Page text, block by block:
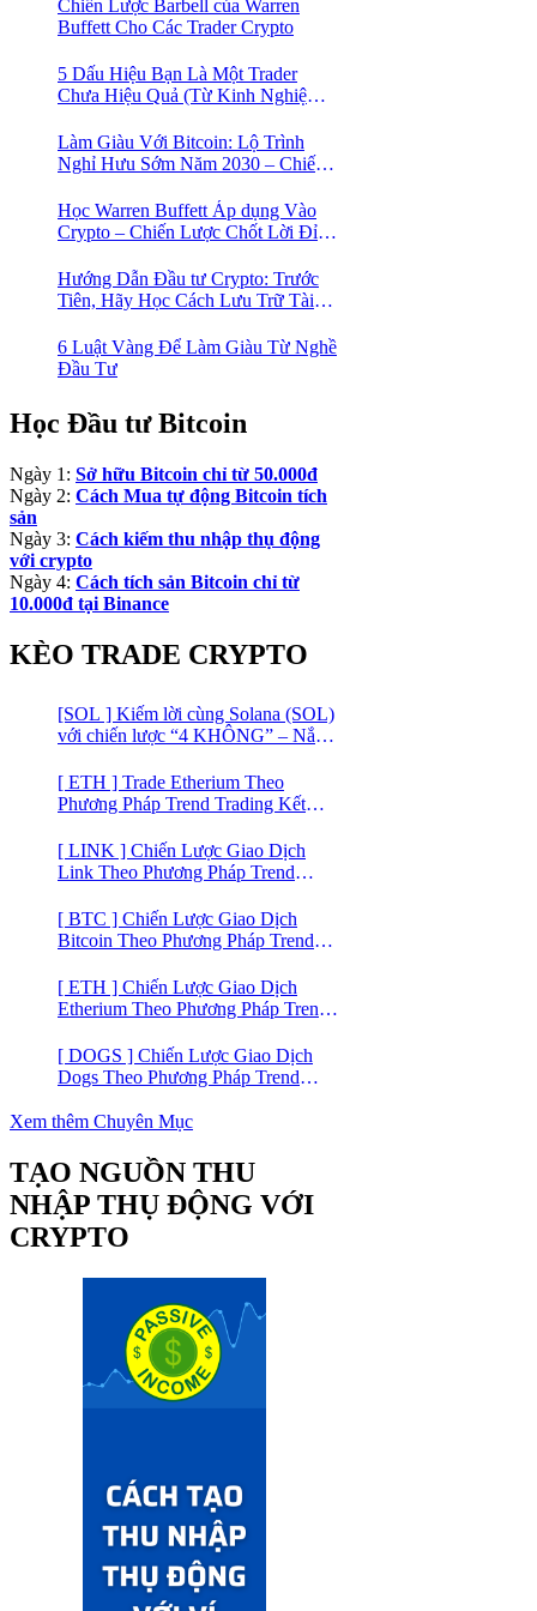
Chiến Lược Barbell của Warren
Buffett Cho Các Trader Crypto
5 Dấu Hiệu Bạn Là Một Trader
Chưa Hiệu Quả (Từ Kinh Nghiệm
Làm Giàu Với Bitcoin: Lộ Trình
Nghỉ Hưu Sớm Năm 2030 – Chiến
Học Warren Buffett Áp dụng Vào
Crypto – Chiến Lược Chốt Lời Đỉnh
Hướng Dẫn Đầu tư Crypto: Trước
Tiên, Hãy Học Cách Lưu Trữ Tài
6 Luật Vàng Để Làm Giàu Từ Nghề
Đầu Tư
Học Đầu tư Bitcoin
Ngày 1: Sở hữu Bitcoin chỉ từ 50.000đ
Ngày 2: Cách Mua tự động Bitcoin tích
sản
Ngày 3: Cách kiếm thu nhập thụ động
với crypto
Ngày 4: Cách tích sản Bitcoin chỉ từ
10.000đ tại Binance
KÈO TRADE CRYPTO
[SOL ] Kiếm lời cùng Solana (SOL)
với chiến lược “4 KHÔNG” – Nắm
lý
[ ETH ] Trade Etherium Theo
Phương Pháp Trend Trading Kết
[ LINK ] Chiến Lược Giao Dịch
Link Theo Phương Pháp Trend
[ BTC ] Chiến Lược Giao Dịch
Bitcoin Theo Phương Pháp Trend
[ ETH ] Chiến Lược Giao Dịch
Etherium Theo Phương Pháp Trend
[ DOGS ] Chiến Lược Giao Dịch
Dogs Theo Phương Pháp Trend
Yết trên Binance
Xem thêm Chuyên Mục
TẠO NGUỒN THU
NHẬP THỤ ĐỘNG VỚI
CRYPTO